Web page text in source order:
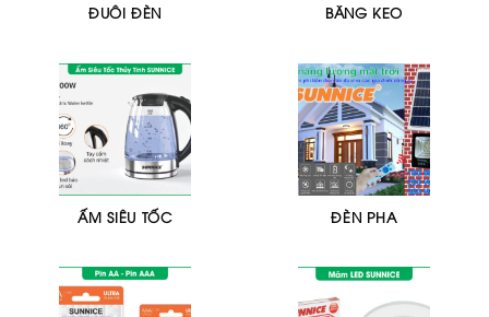
ĐUÔI ĐÈN BĂNG KEO
ẤM SIÊU TỐC ĐÈN PHA